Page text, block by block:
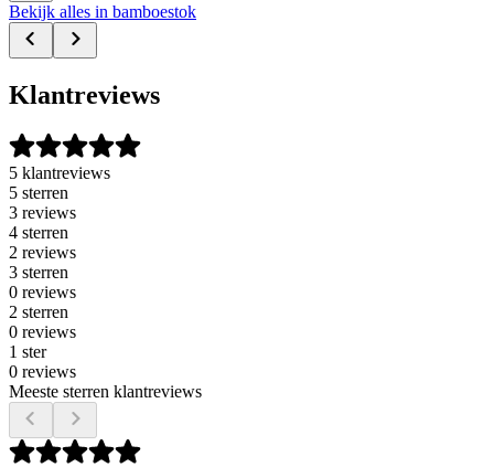
Bekijk alles in bamboestok
Klantreviews
5 klantreviews
5 sterren
3 reviews
4 sterren
2 reviews
3 sterren
0 reviews
2 sterren
0 reviews
1 ster
0 reviews
Meeste sterren klantreviews